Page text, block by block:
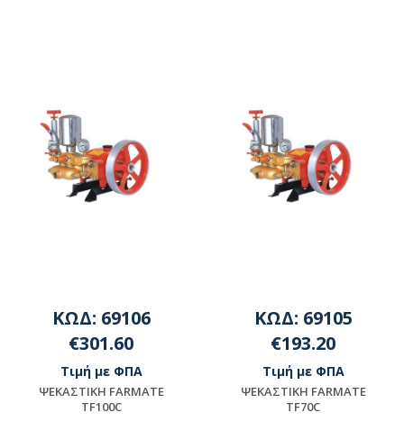
ΚΩΔ: 69106
€301.60
Τιμή με ΦΠΑ
ΨEKAΣTIKH FARMATE
TF100C
ΚΩΔ: 69105
€193.20
Τιμή με ΦΠΑ
ΨEKAΣTIKH FARMATE
TF70C